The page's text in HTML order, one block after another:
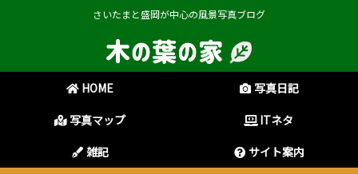
さいたまと盛岡が中心の風景写真ブログ
HOME
写真日記
写真マップ
ITネタ
雑記
サイト案内